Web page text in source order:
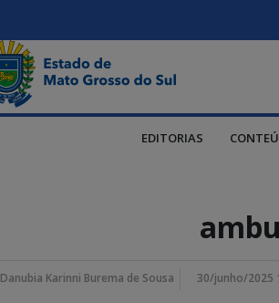
EDITORIAS
Danubia Karinni Burema de Sousa 30/junho/2025